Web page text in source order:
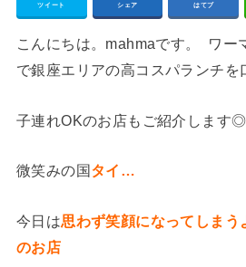
ツイート シェア はてブ
こんにちは。mahmaです。 ワー
で銀座エリアの高コスパランチを
子連れOKのお店もご紹介します◎
微笑みの国タイ…
今日は思わず笑顔になってしま
のお店